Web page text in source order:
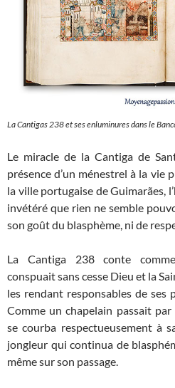
La Cantigas 238 et ses enluminures dans le
Le miracle de la Cantiga de
présence d’un ménestrel à la
la ville portugaise de Guimarães,
invétéré que rien ne semble
son goût du blasphème, ni de
La Cantiga 238 conte
conspuait sans cesse Dieu et la
les rendant responsables de ses
Comme un chapelain passait par
se courba respectueusement à
jongleur qui continua de
même sur son passage.